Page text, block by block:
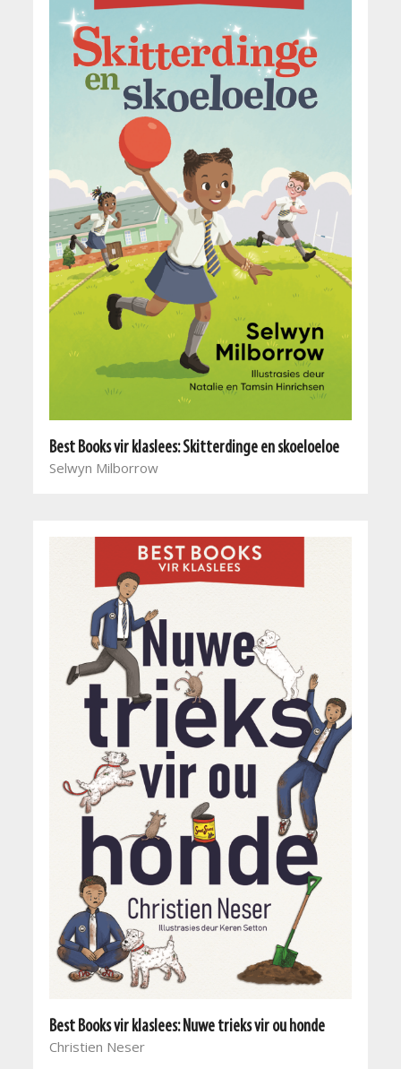
Best Books vir klaslees: Skitterdinge en skoeloeloe
Selwyn Milborrow
Best Books vir klaslees: Nuwe trieks vir ou honde
Christien Neser